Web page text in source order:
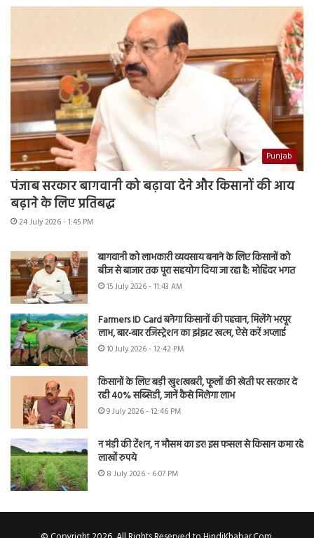
Punjab
पंजाब सरकार बागवानी को बढ़ावा देने और किसानों की आय
बढ़ाने के लिए प्रतिबद्ध
24 July 2026 - 1:45 PM
बागवानी को लाभकारी व्यवसाय बनाने के लिए किसानों को
बीज से बाजार तक पूरा सहयोग दिया जा रहा है: मोहिंदर भगत
15 July 2026 - 11:43 AM
Farmers ID Card बनेगा किसानों की पहचान, मिलेंगे भरपूर
लाभ, बार-बार रजिस्ट्रेशन का झंझट खत्म, ऐसे करें अप्लाई
10 July 2026 - 12:42 PM
किसानों के लिए बड़ी खुशखबरी, फूलों की खेती पर सरकार दे
रही 40% सब्सिडी, जानें कैसे मिलेगा लाभ
9 July 2026 - 12:46 PM
न मंडी की टेंशन, न मौसम का डर! इस फसल से किसान कमा रहे
लाखों रुपये
8 July 2026 - 6:07 PM